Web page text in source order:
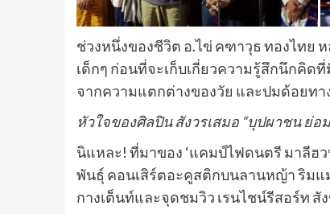
ช่วงหนึ่งของชีวิต อ.ไข่ คฑาวุธ ทองไทย
เด็กๆ ก่อนที่จะเก็บเกี่ยวความรู้สึกนึกคิ
จากความแตกต่างของวัย และปมด้อยท
หัวใจของศิลปิน สังวรเสมอ “บุปผาชน ย่
นิแหละ! ที่มาของ ‘แคมป์ไฟดนตรี มาลีฮ
พันธุ์ คอนเสิร์ตอะคูสติกบนลานหญ้า ริมแ
กางเต็นท์และจุดชมวิว เรนไชน์รีสอร์ท สั